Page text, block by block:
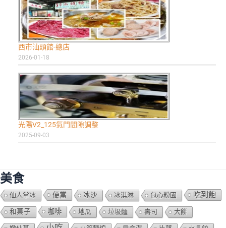
西市汕頭館-總店
2026-01-18
光陽V2_125氣門間隙調整
2025-09-03
美食
仙人掌冰 便當 冰沙 冰淇淋 包心粉園 吃到飽
和菓子 咖啡 地瓜 垃圾麵 壽司 大餅